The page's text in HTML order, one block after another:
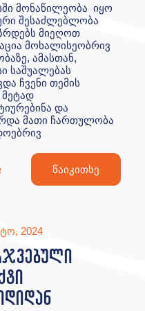
მონაწილეობა იყო
შესაძლებლობა
მიეღოთ
მოხალისეობრივ
ამასთან,
საშუალებას
ჩვენი თემის
მეტად
და
მათი ჩართულობა
წაიკითხე
2024